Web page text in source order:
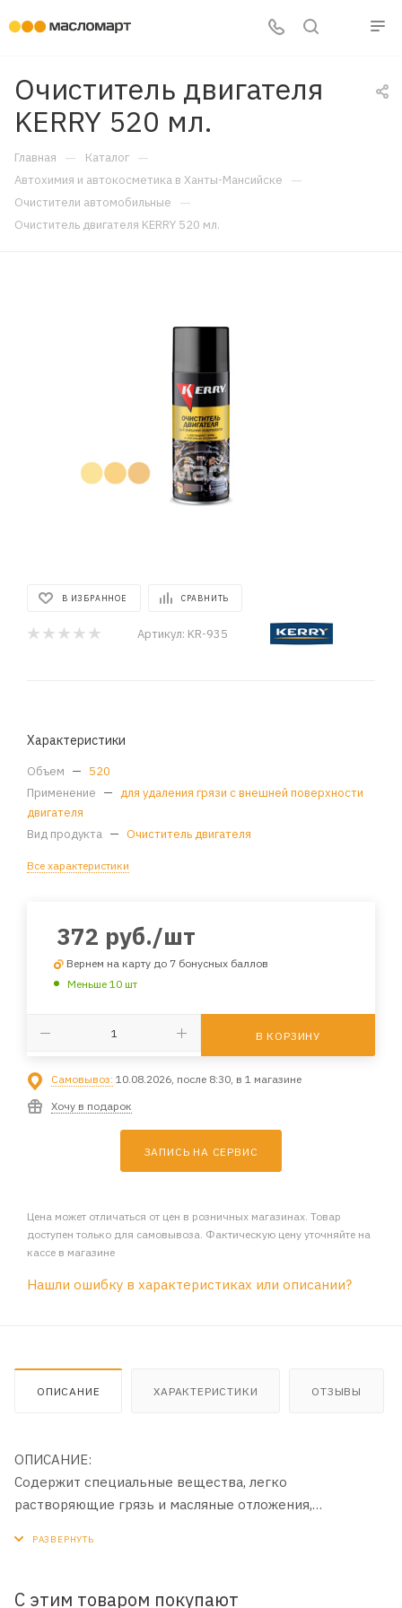
Очиститель двигателя
KERRY 520 мл.
Главная — Каталог —
Автохимия и автокосметика в Ханты-Мансийске —
Очистители автомобильные —
Очиститель двигателя KERRY 520 мл.
В ИЗБРАННОЕ СРАВНИТЬ
Артикул: KR-935
Характеристики
Объем — 520
Применение — для удаления грязи с внешней поверхности
двигателя
Вид продукта — Очиститель двигателя
Все характеристики
372 руб./шт
Вернем на карту до 7 бонусных баллов
Меньше 10 шт
В КОРЗИНУ
Самовывоз: 10.08.2026, после 8:30, в 1 магазине
Хочу в подарок
ЗАПИСЬ НА СЕРВИС
Цена может отличаться от цен в розничных магазинах. Товар
доступен только для самовывоза. Фактическую цену уточняйте на
кассе в магазине
Нашли ошибку в характеристиках или описании?
ОПИСАНИЕ ХАРАКТЕРИСТИКИ ОТЗЫВЫ
ОПИСАНИЕ:
Содержит специальные вещества, легко
растворяющие грязь и масляные отложения,
мотоциклов, лодок, сельхозтехники, а также
С этим товаром покупают